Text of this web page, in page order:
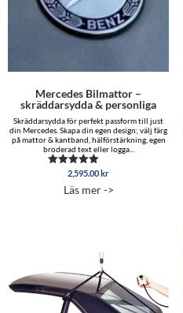
Mercedes Bilmattor –
skräddarsydda & personliga
Skräddarsydda för perfekt passform till just
din Mercedes. Skapa din egen design; välj färg
på mattor & kantband, hälförstärkning, egen
broderad text eller logga...
Betygsatt
av 5
2,595.00 kr
Läs mer ->